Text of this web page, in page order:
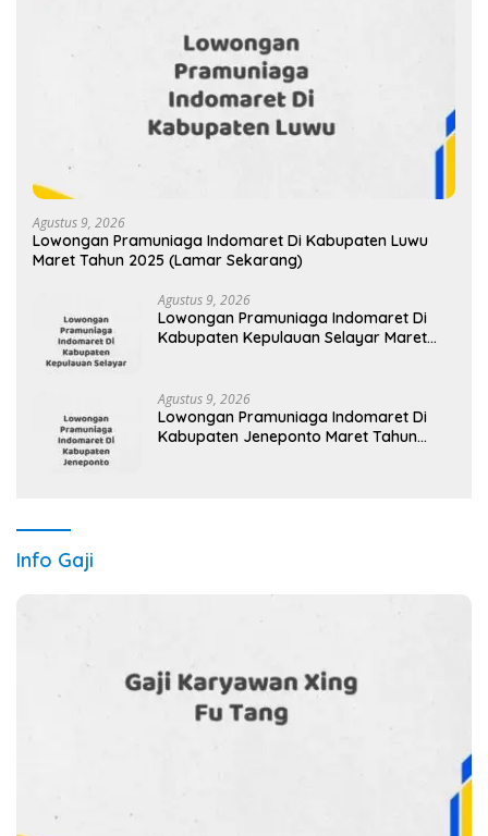
Agustus 9, 2026
Lowongan Pramuniaga Indomaret Di Kabupaten Luwu
Maret Tahun 2025 (Lamar Sekarang)
Agustus 9, 2026
Lowongan Pramuniaga Indomaret Di
Kabupaten Kepulauan Selayar Maret
Agustus 9, 2026
Lowongan Pramuniaga Indomaret Di
Kabupaten Jeneponto Maret Tahun
Info Gaji